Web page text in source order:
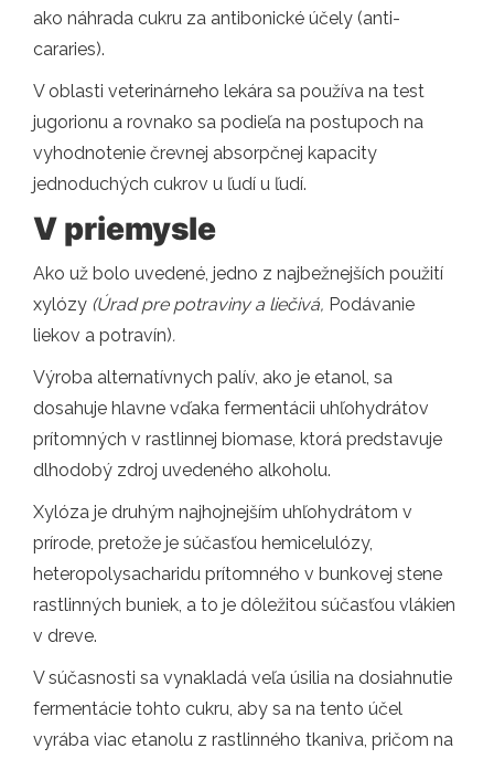
ako náhrada cukru za antibonické účely (anti-
cararies).
V oblasti veterinárneho lekára sa používa na test
jugorionu a rovnako sa podieľa na postupoch na
vyhodnotenie črevnej absorpčnej kapacity
jednoduchých cukrov u ľudí u ľudí.
V priemysle
Ako už bolo uvedené, jedno z najbežnejších použití
xylózy (Úrad pre potraviny a liečivá, Podávanie
liekov a potravín).
Výroba alternatívnych palív, ako je etanol, sa
dosahuje hlavne vďaka fermentácii uhľohydrátov
prítomných v rastlinnej biomase, ktorá predstavuje
dlhodobý zdroj uvedeného alkoholu.
Xylóza je druhým najhojnejším uhľohydrátom v
prírode, pretože je súčasťou hemicelulózy,
heteropolysacharidu prítomného v bunkovej stene
rastlinných buniek, a to je dôležitou súčasťou vlákien
v dreve.
V súčasnosti sa vynakladá veľa úsilia na dosiahnutie
fermentácie tohto cukru, aby sa na tento účel
vyrába viac etanolu z rastlinného tkaniva, pričom na